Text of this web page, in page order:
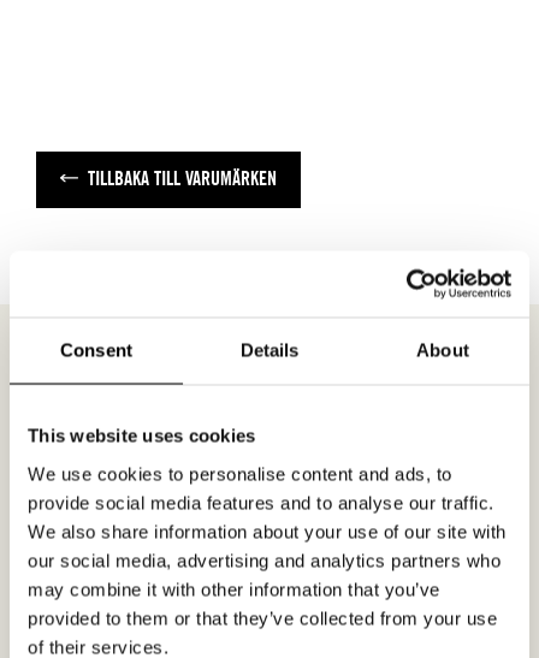
Consent Details About
This website uses cookies
We use cookies to personalise content and ads, to
provide social media features and to analyse our traffic.
We also share information about your use of our site with
our social media, advertising and analytics partners who
may combine it with other information that you’ve
provided to them or that they’ve collected from your use
of their services.
TILLBAKA TILL VARUMÄRKEN
MÖTESFÖRFRÅGAN RABE
I formuläret kan du fylla i ett önskat datum för
möte och en hälsning. Kom ihåg att skriva i din
mailadress korrekt för att bekräftelsen ska nå
dig. Endast bekräftade mötesförfrågningar
gäller.